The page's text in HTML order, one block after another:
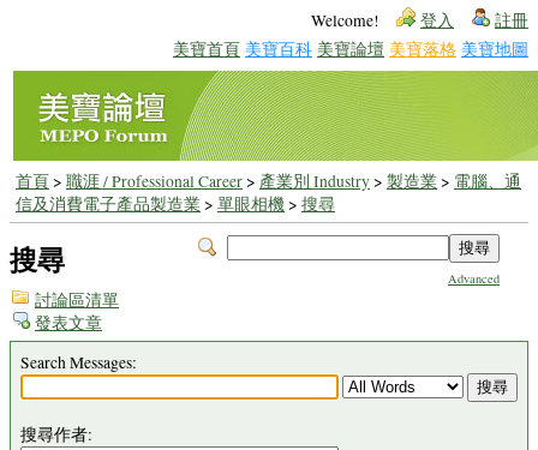
Welcome! 登入 註冊
美寶首頁 美寶百科 美寶論壇 美寶落格 美寶地圖
首頁> 職涯 / Professional Career> 產業別 Industry> 製造業> 電腦、通
信及消費電子產品製造業> 單眼相機> 搜尋
Advanced
搜尋
討論區清單
發表文章
Search Messages:
搜尋作者: